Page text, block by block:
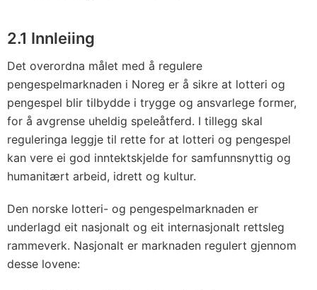
2.1 Innleiing
Det overordna målet med å regulere
pengespelmarknaden i Noreg er å sikre at lotteri og
pengespel blir tilbydde i trygge og ansvarlege former,
for å avgrense uheldig speleåtferd. I tillegg skal
reguleringa leggje til rette for at lotteri og pengespel
kan vere ei god inntektskjelde for samfunnsnyttig og
humanitært arbeid, idrett og kultur.
Den norske lotteri- og pengespelmarknaden er
underlagd eit nasjonalt og eit internasjonalt rettsleg
rammeverk. Nasjonalt er marknaden regulert gjennom
desse lovene: